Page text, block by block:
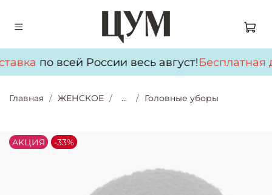
по всей России весь август!Бесплатная
Главная ЖЕНСКОЕ ... Головные уборы
АKЦИЯ -33%